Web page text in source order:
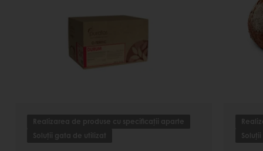
Realizarea de produse cu specificații aparte
Soluții gata de utilizat